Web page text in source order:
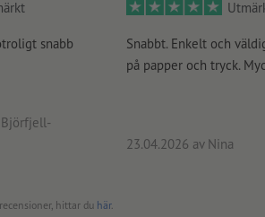
snabb
Björfjell-
Snabbt. Enkelt och
på papper och tryck.
23.04.2026 av Nina
hittar du här.